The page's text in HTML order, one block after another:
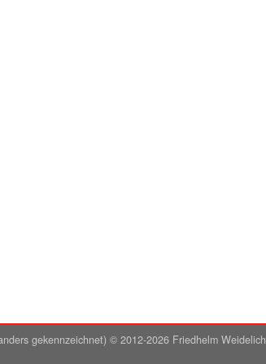
gekennzeichnet) © 2012-2026 Friedhelm Weidelich